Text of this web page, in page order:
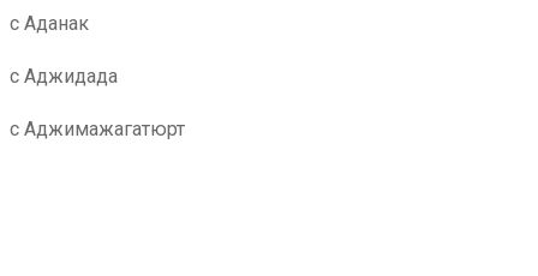
с Аданак
с Аджидада
с Аджимажагатюрт